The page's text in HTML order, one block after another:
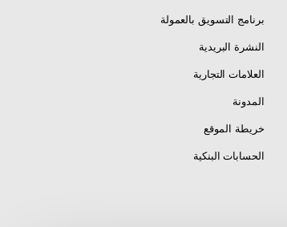
برنامج التسويق بالعمولة
النشرة البريدية
العلامات التجارية
المدونة
خريطة الموقع
الحسابات البنكية